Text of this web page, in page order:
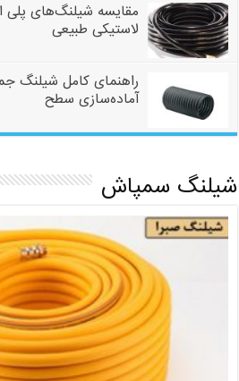
مقایسه شیلنگ‌های پلی
لاستیکی طبیعی
راهنمای کامل شیلنگ
آماده‌سازی سطح
شیلنگ سمپاش